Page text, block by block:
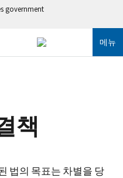
government
메뉴
책
법의 목표는 차별을 당